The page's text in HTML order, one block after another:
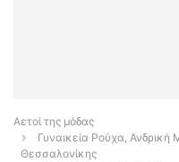
Αετοί της μόδας
Γυναικεία Ρούχα, Ανδρική
Θεσσαλονίκης